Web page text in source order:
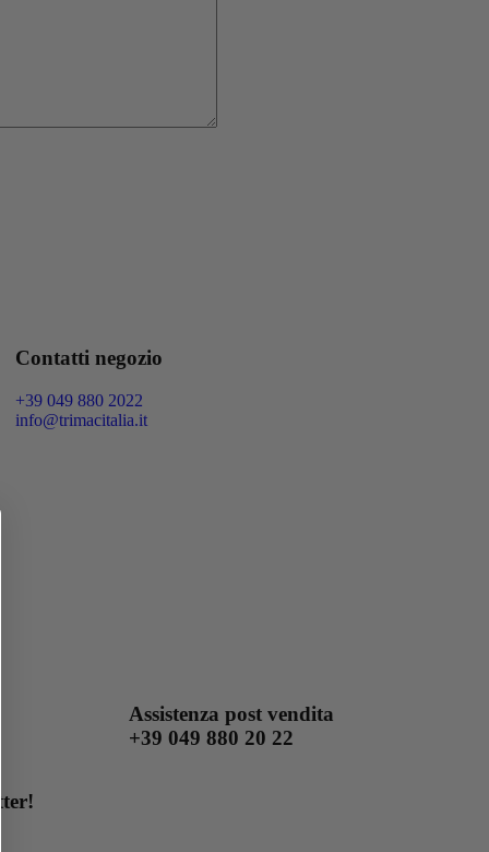
Contatti negozio
+39 049 880 2022
info@trimacitalia.it
Assistenza post vendita
+39 049 880 20 22